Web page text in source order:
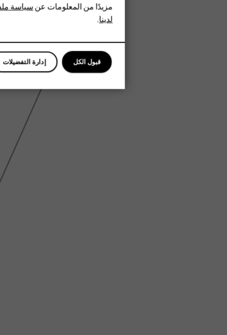
الأجهزة اللوحية
مزيدًا من المعلومات عنسياسة
لدينا.
إدارة التفضيلات قبول الكل